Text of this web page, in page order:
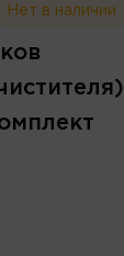
Нет в наличии